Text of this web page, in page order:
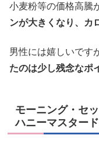
小麦粉等の価格高騰
ンが大きくなり、カ
男性には嬉しいです
たのは少し残念なポ
モーニング・セ
ハニーマスター